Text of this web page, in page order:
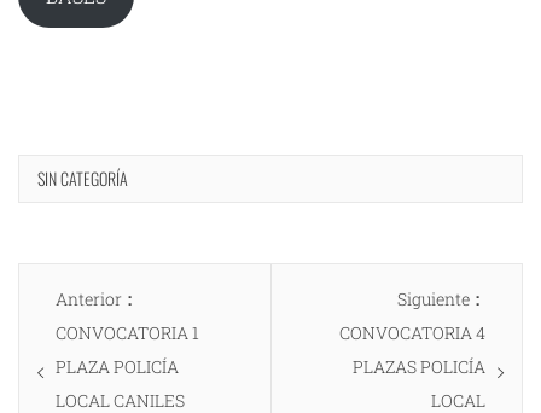
SIN CATEGORÍA
Navegación
entradas
Anterior
anterior:
CONVOCATORIA 1
PLAZA POLICÍA
LOCAL CANILES
Siguiente
CONVOCATORIA 4
PLAZAS POLICÍA
LOCAL